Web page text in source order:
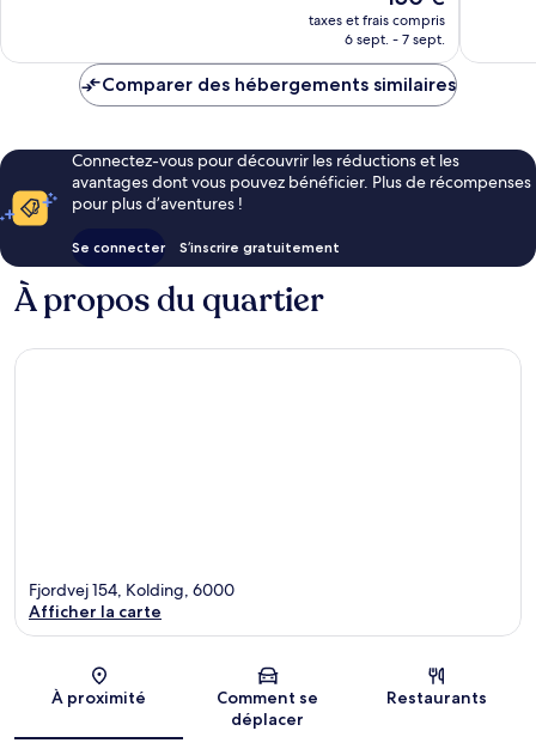
nouveau
prix
de
taxes et frais compris
6 sept. - 7 sept.
Comparer des hébergements similaires
Connectez-vous pour découvrir les réductions et les
avantages dont vous pouvez bénéficier. Plus de récompenses
pour plus d’aventures !
Se connecter S’inscrire gratuitement
À propos du quartier
Carte
Fjordvej 154, Kolding, 6000
Afficher la carte
À proximité
Comment se
déplacer
Restaurants